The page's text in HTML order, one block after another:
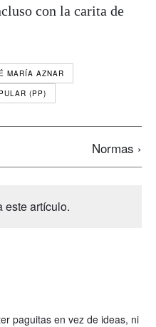
con la carita de
MARÍA AZNAR
(PP)
Normas ›
este artículo.
paguitas en vez de ideas, ni